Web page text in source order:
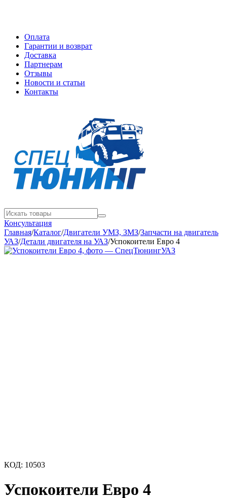
Оплата
Гарантии и возврат
Доставка
Партнерам
Отзывы
Новости и статьи
Контакты
Консультация
Главная/Каталог/Двигатели УМЗ, ЗМЗ/Запчасти на двигатель
УАЗ/Детали двигателя на УАЗ/Успокоители Евро 4
КОД: 10503
Успокоители Евро 4